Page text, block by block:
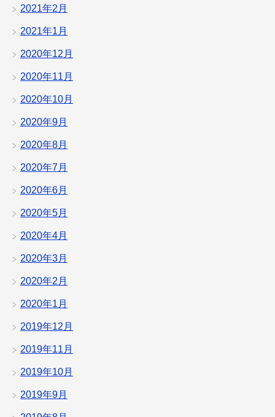
2021年2月
2021年1月
2020年12月
2020年11月
2020年10月
2020年9月
2020年8月
2020年7月
2020年6月
2020年5月
2020年4月
2020年3月
2020年2月
2020年1月
2019年12月
2019年11月
2019年10月
2019年9月